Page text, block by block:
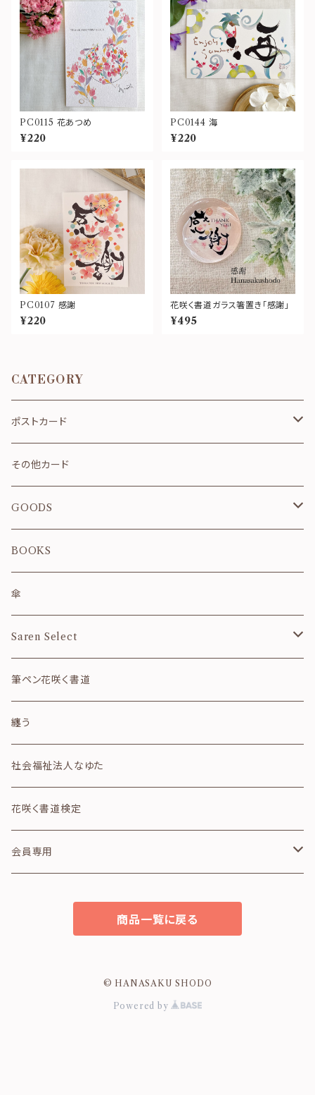
PC0115 花あつめ
¥220
PC0144 海
¥220
PC0107 感謝
¥220
花咲く書道ガラス箸置き「感謝」
¥495
CATEGORY
ポストカード
お祝い・お礼
春
夏
秋
冬
和風月名
干支
四字熟語
詩のカード
想いのカード
その他カード
GOODS
雑貨のセット
カレンダー
御朱印帳
ご祝儀袋
便箋・封筒
クリアファイル
ガラス箸置き
テープ・シール
ウッドスタンド
BOOKS
傘
Saren Select
フレーム
その他
筆ペン花咲く書道
纏う
社会福祉法人なゆた
花咲く書道検定
会員専用
商品一覧に戻る
© HANASAKU SHODO
Powered by